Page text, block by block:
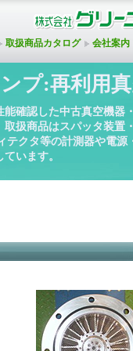
取扱商品カタログ 会社案内
プ:再利用
確認した中古真空機器
扱商品はスパッタ装置
クタ等の計測器や電源
います。